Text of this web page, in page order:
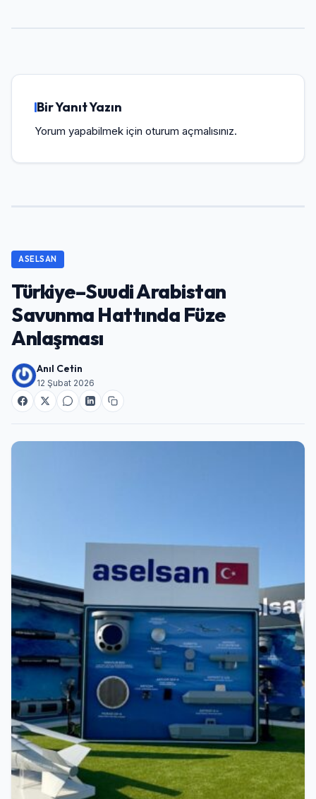
Bir Yanıt Yazın
Yorum yapabilmek için oturum açmalısınız.
ASELSAN
Türkiye–Suudi Arabistan
Savunma Hattında Füze
Anlaşması
Anıl Cetin
12 Şubat 2026